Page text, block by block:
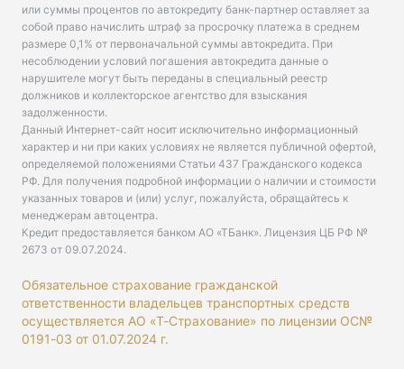
или суммы процентов по автокредиту банк-партнер оставляет за
собой право начислить штраф за просрочку платежа в среднем
размере 0,1% от первоначальной суммы автокредита. При
несоблюдении условий погашения автокредита данные о
нарушителе могут быть переданы в специальный реестр
должников и коллекторское агентство для взыскания
задолженности.
Данный Интернет-сайт носит исключительно информационный
характер и ни при каких условиях не является публичной офертой,
определяемой положениями Статьи 437 Гражданского кодекса
РФ. Для получения подробной информации о наличии и стоимости
указанных товаров и (или) услуг, пожалуйста, обращайтесь к
менеджерам автоцентра.
Кредит предоставляется банком АО «ТБанк». Лицензия ЦБ РФ №
2673 от 09.07.2024.
Обязательное страхование гражданской
ответственности владельцев транспортных средств
осуществляется АО «Т-Страхование» по лицензии ОС№
0191-03 от 01.07.2024 г.